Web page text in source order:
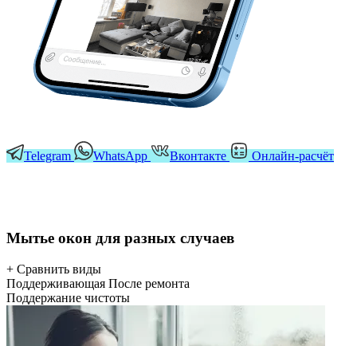
Telegram WhatsApp Вконтакте Онлайн-расчёт
Мытье окон для разных случаев
+ Сравнить виды
Поддерживающая После ремонта
Поддержание чистоты